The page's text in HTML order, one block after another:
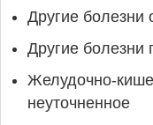
Другие болезни
Другие болезни
Желудочно-
неуточненное